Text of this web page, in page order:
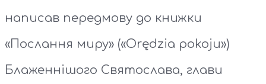
написав передмову до книжки
«Послання миру» («Orędzia pokoju»)
Блаженнішого Святослава, глави